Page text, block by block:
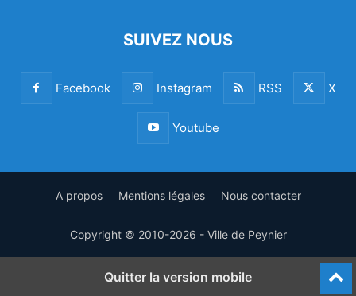
SUIVEZ NOUS
Facebook Instagram RSS X
Youtube
A propos Mentions légales Nous contacter
Copyright © 2010-2026 - Ville de Peynier
Quitter la version mobile